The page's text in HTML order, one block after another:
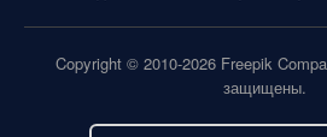
Copyright © 2010-2026 Freepik
защищены.